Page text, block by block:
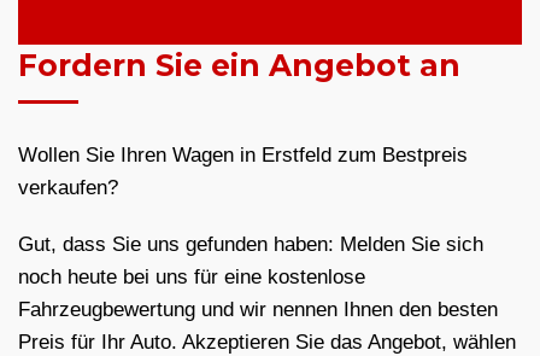
Fordern Sie ein Angebot an
Wollen Sie Ihren Wagen in Erstfeld zum Bestpreis
verkaufen?
Gut, dass Sie uns gefunden haben: Melden Sie sich
noch heute bei uns für eine kostenlose
Fahrzeugbewertung und wir nennen Ihnen den besten
Preis für Ihr Auto. Akzeptieren Sie das Angebot, wählen